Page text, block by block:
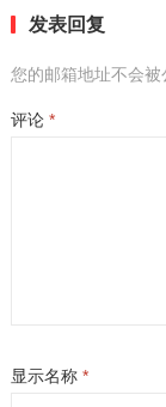
发表回复
您的邮箱地址不会被
评论 *
显示名称 *